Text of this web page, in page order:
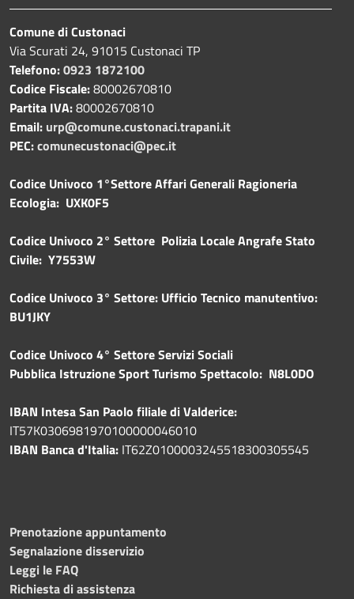
Comune di Custonaci
Via Scurati 24, 91015 Custonaci TP
Telefono:0923 1872100
Codice Fiscale:80002670810
Partita IVA:80002670810
Email: urp@comune.custonaci.trapani.it
PEC:comunecustonaci@pec.it
Codice Univoco 1°Settore Affari Generali Ragioneria
Ecologia: UXK0F5
Codice Univoco 2° Settore Polizia Locale Angrafe Stato
Civile: Y7553W
Codice Univoco 3° Settore: Ufficio Tecnico manutentivo:
BU1JKY
Codice Univoco 4° Settore Servizi Sociali
Pubblica Istruzione Sport Turismo Spettacolo: N8L0DO
IBAN Intesa San Paolo filiale di Valderice:
IT57K0306981970100000046010
IBAN Banca d'Italia: IT62Z0100003245518300305545
Prenotazione appuntamento
Segnalazione disservizio
Leggi le FAQ
Richiesta di assistenza